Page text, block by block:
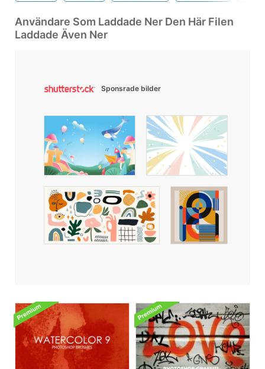
Användare Som Laddade Ner Den Här Filen
Laddade Även Ner
Sponsrade bilder